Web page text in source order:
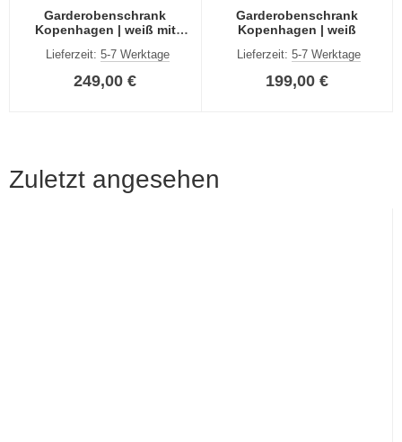
Garderobenschrank
Kopenhagen | weiß mit
Lieferzeit: 5-7 Werktage
249,00 €
Garderobenschrank
Kopenhagen | weiß
Lieferzeit:5-7 Werktage
199,00 €
Zuletzt angesehen